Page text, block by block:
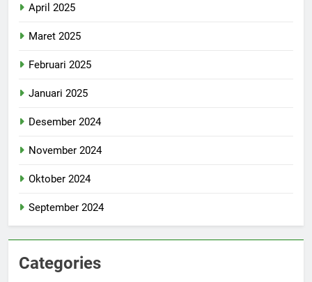
April 2025
Maret 2025
Februari 2025
Januari 2025
Desember 2024
November 2024
Oktober 2024
September 2024
Categories